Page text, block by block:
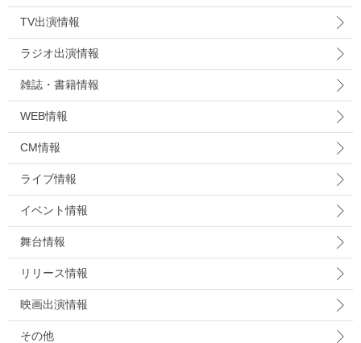
TV出演情報
ラジオ出演情報
雑誌・書籍情報
WEB情報
CM情報
ライブ情報
イベント情報
舞台情報
リリース情報
映画出演情報
その他